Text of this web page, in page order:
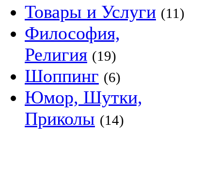
Товары и Услуги (11)
Философия,
Религия (19)
Шоппинг (6)
Юмор, Шутки,
Приколы (14)